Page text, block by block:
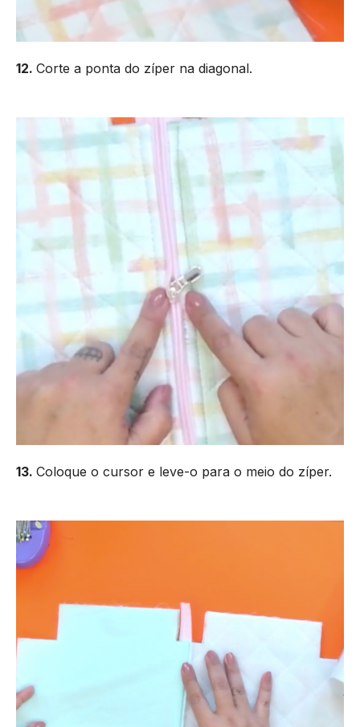
12. Corte a ponta do zíper na diagonal.
13. Coloque o cursor e leve-o para o meio do zíper.